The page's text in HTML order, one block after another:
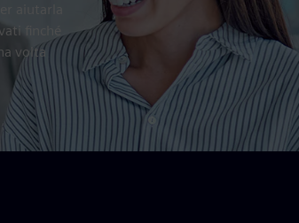
aiutarla
finché
volta